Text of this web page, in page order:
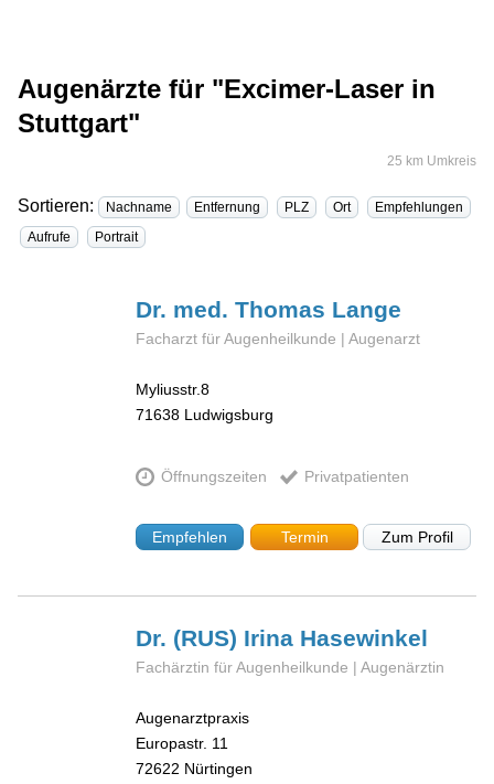
Augenärzte für "Excimer-Laser in
Stuttgart"
25 km Umkreis
Sortieren: Nachname Entfernung PLZ Ort
Empfehlungen
Aufrufe
Portrait
Dr. med. Thomas Lange
Facharzt für Augenheilkunde | Augenarzt
Myliusstr.8
71638 Ludwigsburg
Öffnungszeiten Privatpatienten
Empfehlen Termin Zum Profil
Dr. (RUS) Irina Hasewinkel
Fachärztin für Augenheilkunde | Augenärztin
Augenarztpraxis
Europastr. 11
72622 Nürtingen